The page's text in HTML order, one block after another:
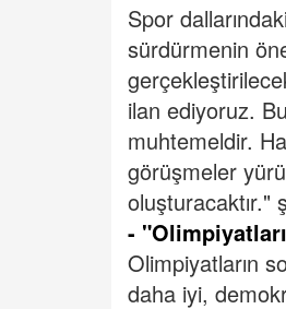
Spor
sürdürmenin
ilan ediyoruz.
muhtemeldir.
görüşmeler
oluşturacaktır."
-
Olimpiyatların
daha iyi,